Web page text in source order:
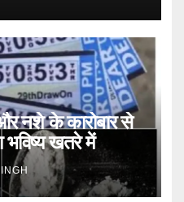
नशे के कारोबार से
खतरे में